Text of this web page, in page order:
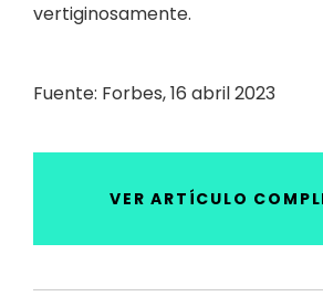
vertiginosamente.
Fuente: Forbes, 16 abril 2023
VER ARTÍCULO